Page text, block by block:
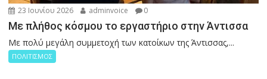
23 Ιουνίου 2026 adminvoice 0
Με πλήθος κόσμου το εργαστήριο στην Άντισσα
Με πολύ μεγάλη συμμετοχή των κατοίκων της Άντισσας,...
ΠΟΛΙΤΙΣΜΟΣ